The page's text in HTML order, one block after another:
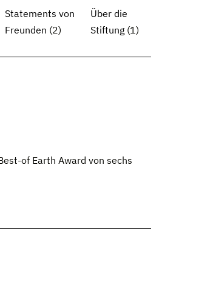
Statements von
Freunden (2)
Über die
Stiftung (1)
of Earth Award von sechs